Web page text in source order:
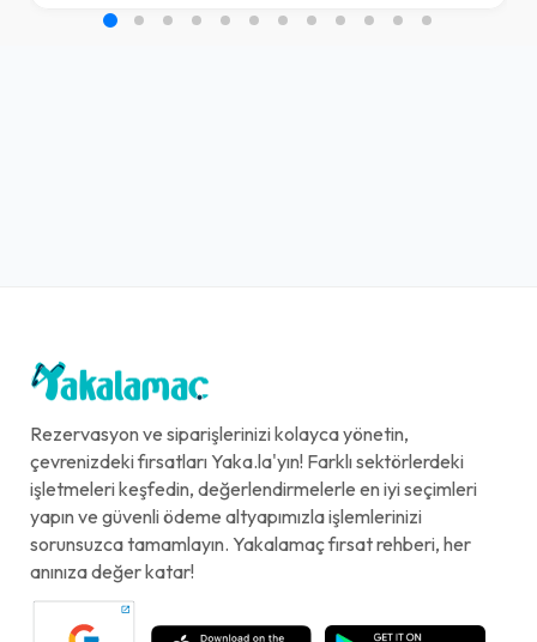
Rezervasyon ve siparişlerinizi kolayca yönetin,
çevrenizdeki fırsatları Yaka.la'yın! Farklı sektörlerdeki
işletmeleri keşfedin, değerlendirmelerle en iyi seçimleri
yapın ve güvenli ödeme altyapımızla işlemlerinizi
sorunsuzca tamamlayın. Yakalamaç fırsat rehberi, her
anınıza değer katar!